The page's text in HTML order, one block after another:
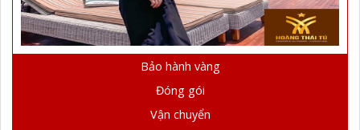
Bảo hành vàng
Đóng gói
Vận chuyển